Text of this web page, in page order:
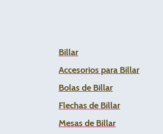
Billar
Accesorios para Billar
Bolas de Billar
Flechas de Billar
Mesas de Billar